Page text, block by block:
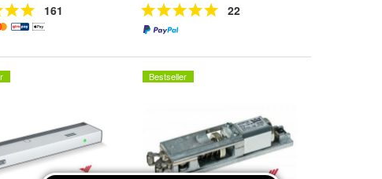
161 22
Bestseller